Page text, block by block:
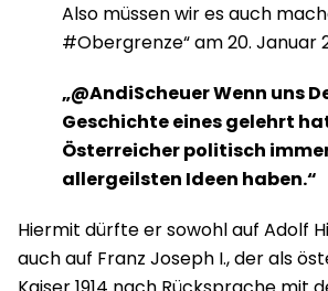
Also müssen wir es auch
#Obergrenze“ am 20. Januar
„@AndiScheuer Wenn uns
Geschichte eines gelehrt
Österreicher politisch
allergeilsten Ideen haben.“
Hiermit dürfte er sowohl auf Adolf
auch auf Franz Joseph I., der als